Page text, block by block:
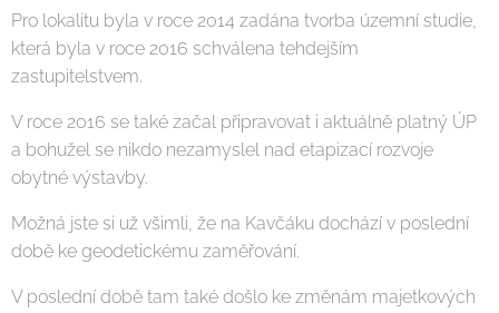
Pro lokalitu byla v roce 2014 zadána tvorba územní studie,
která byla v roce 2016 schválena tehdejším
zastupitelstvem.
V roce 2016 se také začal připravovat i aktuálně platný ÚP
a bohužel se nikdo nezamyslel nad etapizací rozvoje
obytné výstavby.
Možná jste si už všimli, že na Kavčáku dochází v poslední
době ke geodetickému zaměřování.
V poslední době tam také došlo ke změnám majetkových